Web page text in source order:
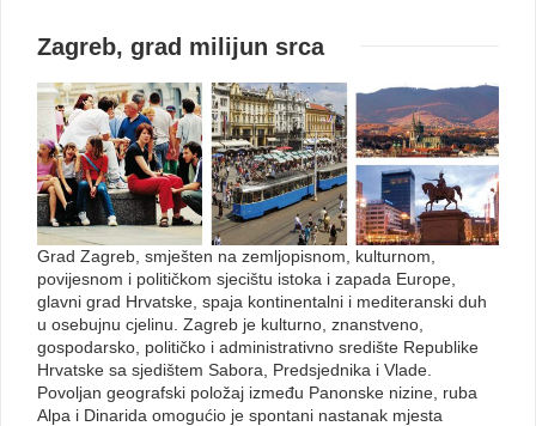
Zagreb, grad milijun srca
Grad Zagreb, smješten na zemljopisnom, kulturnom,
povijesnom i političkom sjecištu istoka i zapada Europe,
glavni grad Hrvatske, spaja kontinentalni i mediteranski duh
u osebujnu cjelinu. Zagreb je kulturno, znanstveno,
gospodarsko, političko i administrativno središte Republike
Hrvatske sa sjedištem Sabora, Predsjednika i Vlade.
Povoljan geografski položaj između Panonske nizine, ruba
Alpa i Dinarida omogućio je spontani nastanak mjesta